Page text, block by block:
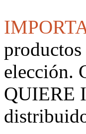
elección.
QUIERE